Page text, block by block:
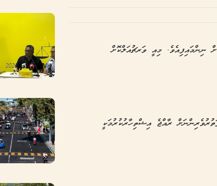
ނިންމައިފިއެވެ. މިއީ ވަރޗުއަލްކޮށް
އެކި ހިސާބުތަކުން 100 މިލިއަން ފަތުރުވެރިންނަށް ރާއްޖެ އިޝްތިހާރުކުރުމަކީ